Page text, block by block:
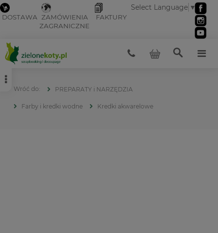
DOSTAWA ZAMÓWIENIA
ZAGRANICZNE
FAKTURY
Select Language ▼
PREPARATY i NARZĘDZIA
Farby i kredki wodne Kredki akwarelowe